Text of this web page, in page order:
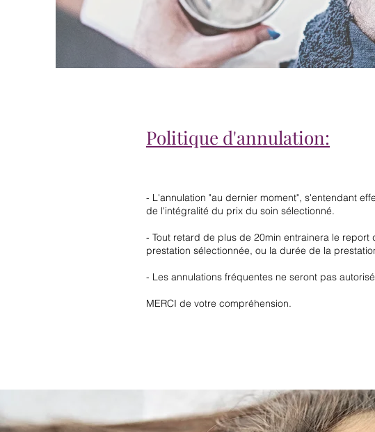
Politique d'annulation:
- L'annulation "au dernier moment", s'entendant
de l'intégralité du prix du soin sélectionné.
- Tout retard de plus de 20min entrainera le
prestation sélectionnée, ou la durée de la
- Les annulations fréquentes ne seront pas
MERCI de votre compréhension.